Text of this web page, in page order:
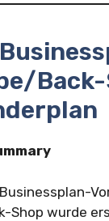
Back-
Shop wurde